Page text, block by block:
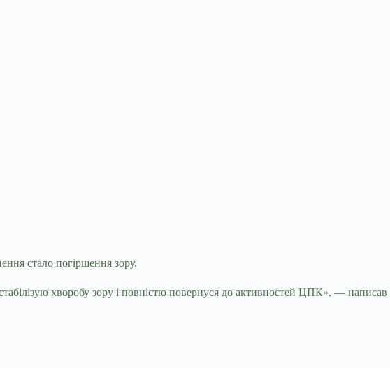
стало погіршення зору.
хворобу зору і повністю повернуся до активностей ЦПК», — написав